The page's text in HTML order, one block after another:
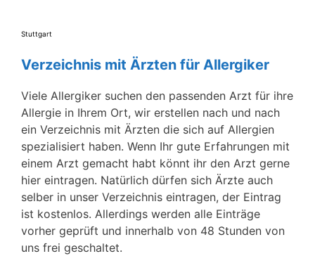
Stuttgart
Verzeichnis mit Ärzten für Allergiker
Viele Allergiker suchen den passenden Arzt für ihre
Allergie in Ihrem Ort, wir erstellen nach und nach
ein Verzeichnis mit Ärzten die sich auf Allergien
spezialisiert haben. Wenn Ihr gute Erfahrungen mit
einem Arzt gemacht habt könnt ihr den Arzt gerne
hier eintragen. Natürlich dürfen sich Ärzte auch
selber in unser Verzeichnis eintragen, der Eintrag
ist kostenlos. Allerdings werden alle Einträge
vorher geprüft und innerhalb von 48 Stunden von
uns frei geschaltet.